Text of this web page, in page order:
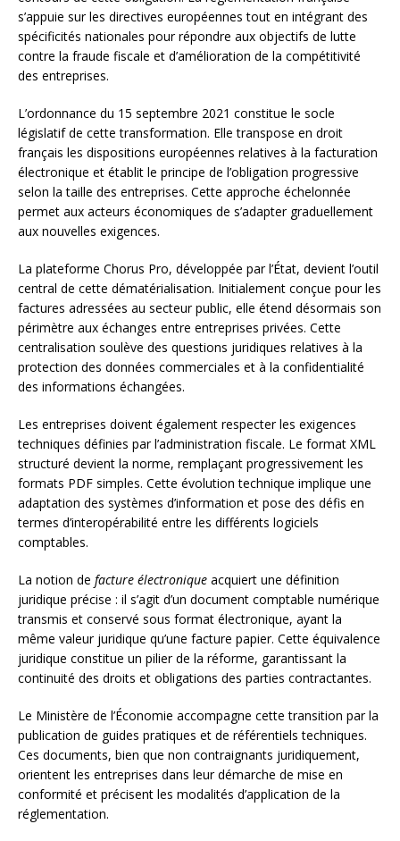
s’appuie sur les directives européennes tout en intégrant des
spécificités nationales pour répondre aux objectifs de lutte
contre la fraude fiscale et d’amélioration de la compétitivité
des entreprises.
L’ordonnance du 15 septembre 2021 constitue le socle
législatif de cette transformation. Elle transpose en droit
français les dispositions européennes relatives à la facturation
électronique et établit le principe de l’obligation progressive
selon la taille des entreprises. Cette approche échelonnée
permet aux acteurs économiques de s’adapter graduellement
aux nouvelles exigences.
La plateforme Chorus Pro, développée par l’État, devient l’outil
central de cette dématérialisation. Initialement conçue pour les
factures adressées au secteur public, elle étend désormais son
périmètre aux échanges entre entreprises privées. Cette
centralisation soulève des questions juridiques relatives à la
protection des données commerciales et à la confidentialité
des informations échangées.
Les entreprises doivent également respecter les exigences
techniques définies par l’administration fiscale. Le format XML
structuré devient la norme, remplaçant progressivement les
formats PDF simples. Cette évolution technique implique une
adaptation des systèmes d’information et pose des défis en
termes d’interopérabilité entre les différents logiciels
comptables.
La notion de facture électronique acquiert une définition
juridique précise : il s’agit d’un document comptable numérique
transmis et conservé sous format électronique, ayant la
même valeur juridique qu’une facture papier. Cette équivalence
juridique constitue un pilier de la réforme, garantissant la
continuité des droits et obligations des parties contractantes.
Le Ministère de l’Économie accompagne cette transition par la
publication de guides pratiques et de référentiels techniques.
Ces documents, bien que non contraignants juridiquement,
orientent les entreprises dans leur démarche de mise en
conformité et précisent les modalités d’application de la
réglementation.